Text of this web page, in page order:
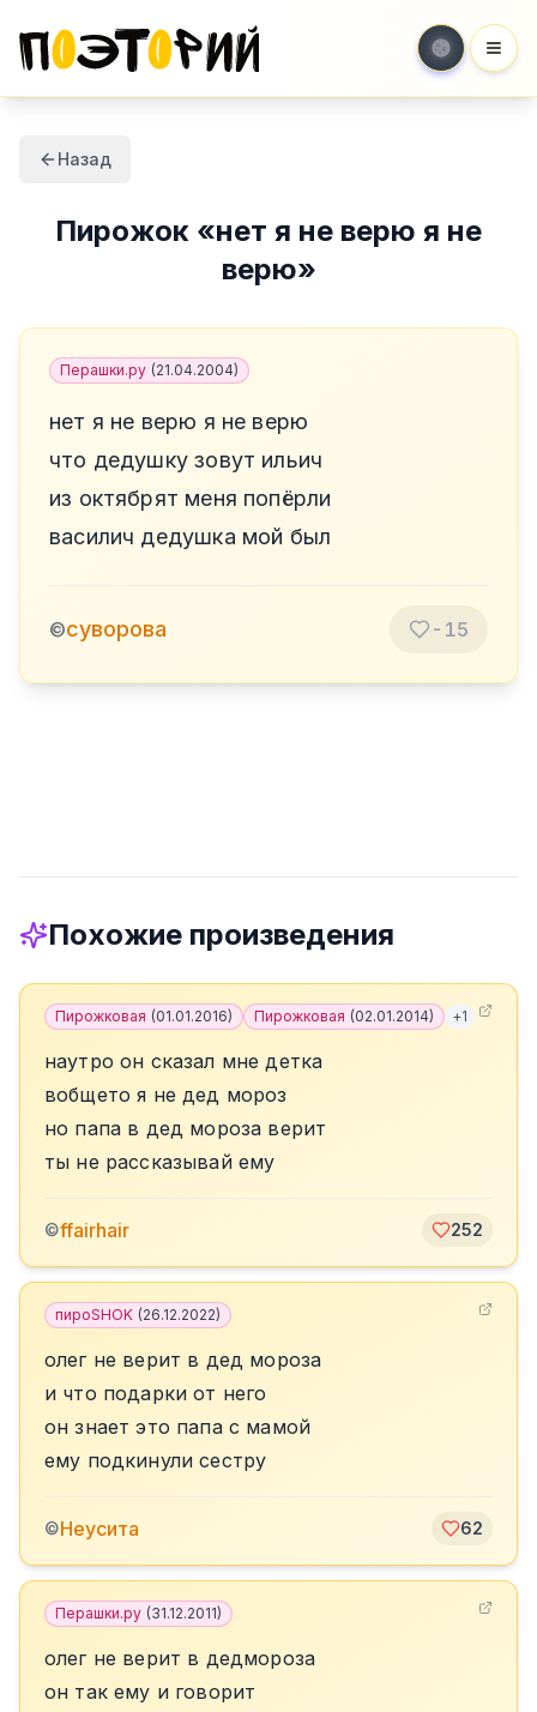
Назад
Пирожок «нет я не верю я не
верю»
Перашки.ру (21.04.2004)
нет я не верю я не верю
что дедушку зовут ильич
из октябрят меня попёрли
василич дедушка мой был
©суворова -15
Похожие произведения
Пирожковая (01.01.2016) Пирожковая (02.01.2014) +1
наутро он сказал мне детка
вобщето я не дед мороз
но папа в дед мороза верит
ты не рассказывай ему
©ffairhair 252
пироSHOK (26.12.2022)
олег не верит в дед мороза
и что подарки от него
он знает это папа с мамой
ему подкинули сестру
©Неусита 62
Перашки.ру (31.12.2011)
олег не верит в дедмороза
он так ему и говорит